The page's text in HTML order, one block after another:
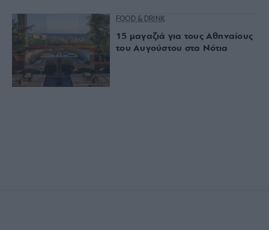
FOOD & DRINK
15 μαγαζιά για τους Αθηναίους
του Αυγούστου στα Νότια